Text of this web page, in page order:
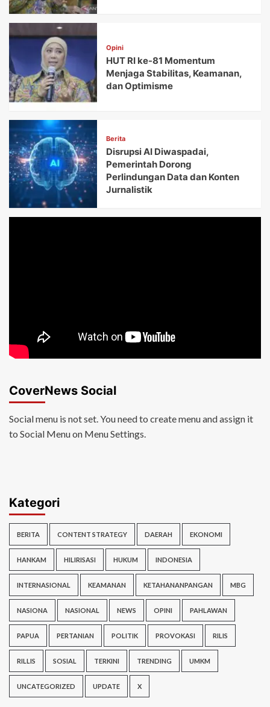
Opini
HUT RI ke-81 Momentum
Menjaga Stabilitas, Keamanan,
dan Optimisme
Berita
Disrupsi AI Diwaspadai,
Pemerintah Dorong
Perlindungan Data dan Konten
Jurnalistik
CoverNews Social
Social menu is not set. You need to create menu and assign it
to Social Menu on Menu Settings.
Kategori
BERITA CONTENT STRATEGY DAERAH EKONOMI
HANKAM HILIRISASI HUKUM INDONESIA
INTERNASIONAL KEAMANAN KETAHANANPANGAN MBG
NASIONA NASIONAL NEWS OPINI PAHLAWAN
PAPUA PERTANIAN POLITIK PROVOKASI RILIS
RILLIS SOSIAL TERKINI TRENDING UMKM
UNCATEGORIZED UPDATE X